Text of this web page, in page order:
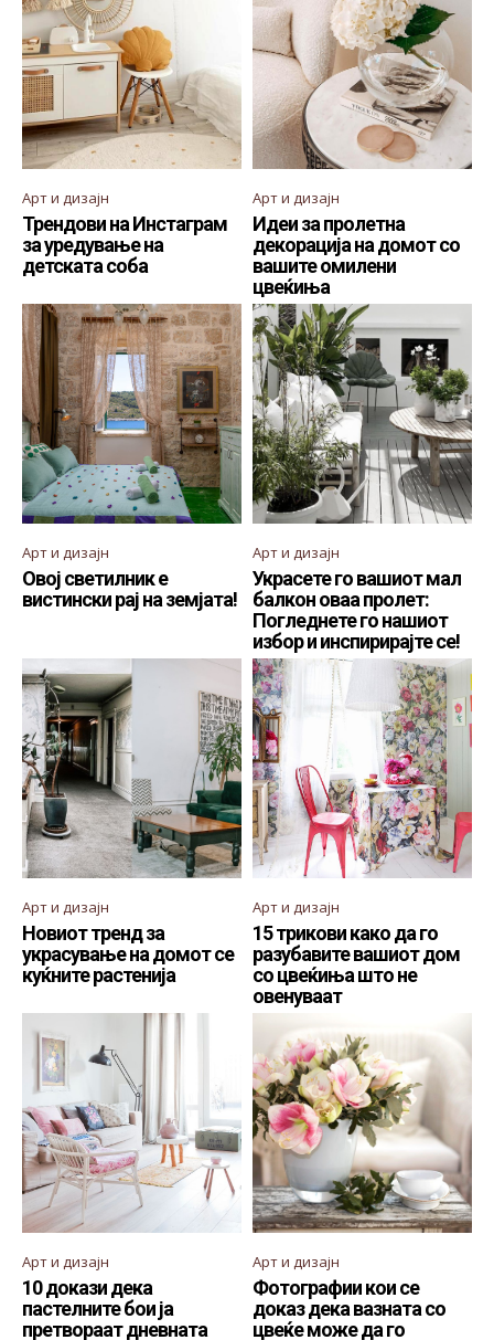
Арт и дизајн
Трендови на Инстаграм
за уредување на
детската соба
Арт и дизајн
Идеи за пролетна
декорација на домот со
вашите омилени
цвеќиња
Арт и дизајн
Овој светилник е
вистински рај на земјата!
Арт и дизајн
Украсете го вашиот мал
балкон оваа пролет:
Погледнете го нашиот
избор и инспирирајте се!
Арт и дизајн
Новиот тренд за
украсување на домот се
куќните растенија
Арт и дизајн
15 трикови како да го
разубавите вашиот дом
со цвеќиња што не
овенуваат
Арт и дизајн
10 докази дека
пастелните бои ја
претвораат дневната
Арт и дизајн
Фотографии кои се
доказ дека вазната со
цвеќе може да го